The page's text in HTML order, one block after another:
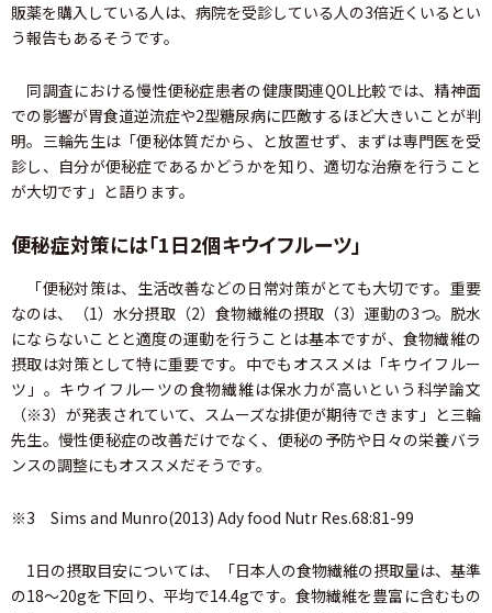
販薬を購入している人は、病院を受診している人の3倍近くいるとい
う報告もあるそうです。
同調査における慢性便秘症患者の健康関連QOL比較では、精神面
での影響が胃食道逆流症や2型糖尿病に匹敵するほど大きいことが判
明。三輪先生は「便秘体質だから、と放置せず、まずは専門医を受
診し、自分が便秘症であるかどうかを知り、適切な治療を行うこと
が大切です」と語ります。
便秘症対策には「1日2個キウイフルーツ」
「便秘対策は、生活改善などの日常対策がとても大切です。重要
なのは、（1）水分摂取（2）食物繊維の摂取（3）運動の3つ。脱水
にならないことと適度の運動を行うことは基本ですが、食物繊維の
摂取は対策として特に重要です。中でもオススメは「キウイフルー
ツ」。キウイフルーツの食物繊維は保水力が高いという科学論文
（※3）が発表されていて、スムーズな排便が期待できます」と三輪
先生。慢性便秘症の改善だけでなく、便秘の予防や日々の栄養バラ
ンスの調整にもオススメだそうです。
※3 Sims and Munro(2013) Ady food Nutr Res.68:81-99
1日の摂取目安については、「日本人の食物繊維の摂取量は、基準
の18～20gを下回り、平均で14.4gです。食物繊維を豊富に含むもの